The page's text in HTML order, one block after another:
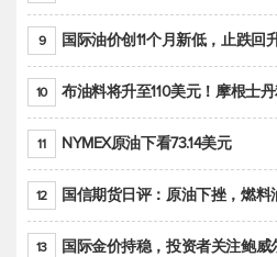
9 国际油价创11个月新低，止跌回
10 布油料将升至110美元！摩根士丹利
11 NYMEX原油下看73.14美元
12 国信期货日评：原油下挫，燃
13 国际金价持稳，投资者关注鲍威